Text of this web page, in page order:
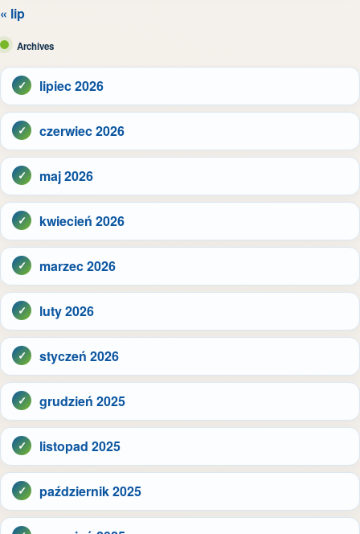
« lip
Archives
lipiec 2026
czerwiec 2026
maj 2026
kwiecień 2026
marzec 2026
luty 2026
styczeń 2026
grudzień 2025
listopad 2025
październik 2025